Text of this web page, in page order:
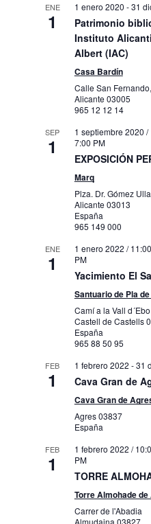
ENE
1
1 enero 2020 -31
Patrimonio
Instituto
Albert (IAC)
Casa Bardín
Calle San
Alicante 03005
965 12 12 14
SEP
1
1 septiembre 2020 /
7:00 PM
EXPOSICIÓN
Marq
Plza. Dr. Gómez
Alicante 03013
España
965 149 000
ENE
1
1 enero 2022 /
PM
Yacimiento El
Santuario de Pla
Camí a la Vall d´Ebo
Castell de Castells
España
965 88 50 95
FEB
1
1 febrero 2022 -31
Cava Gran de
Cava Gran de
Agres03837
España
FEB
1
1 febrero 2022 /
PM
TORRE
Torre Almohade
Carrer de l'Abadia
Almudaina 03827